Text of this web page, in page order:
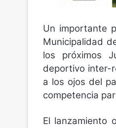
Un importante
Municipalidad
los próximos
deportivo inter-
a los ojos del
competencia
El lanzamiento